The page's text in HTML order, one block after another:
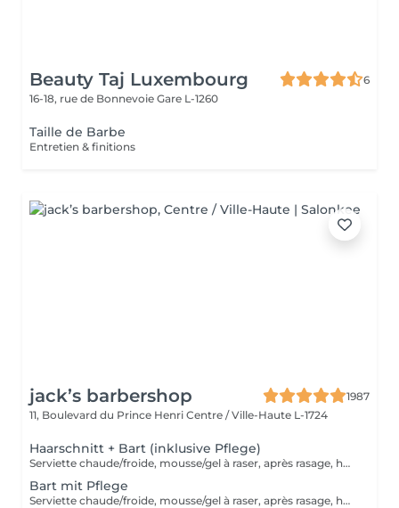
Beauty Taj Luxembourg
6
16-18, rue de Bonnevoie Gare L-1260
Taille de Barbe
Entretien & finitions
jack’s barbershop
1987
11, Boulevard du Prince Henri Centre / Ville-Haute L-1724
Haarschnitt + Bart (inklusive Pflege)
Serviette chaude/froide, mousse/gel à raser, après rasage, huile/balm à barbe et wax/gel
Bart mit Pflege
Serviette chaude/froide, mousse/gel à raser, après rasage, huile/balm à barbe et wax/gel